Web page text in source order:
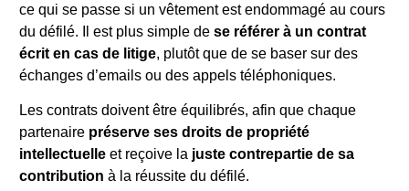
ce qui se passe si un vêtement est endommagé au cours
du défilé. Il est plus simple de se référer à un contrat
écrit en cas de litige, plutôt que de se baser sur des
échanges d’emails ou des appels téléphoniques.
Les contrats doivent être équilibrés, afin que chaque
partenaire préserve ses droits de propriété
intellectuelle et reçoive la juste contrepartie de sa
contribution à la réussite du défilé.